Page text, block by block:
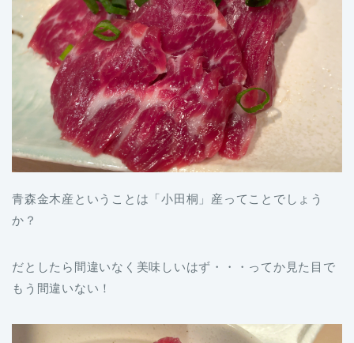
青森金木産ということは「小田桐」産ってことでしょう
か？
だとしたら間違いなく美味しいはず・・・ってか見た目で
もう間違いない！